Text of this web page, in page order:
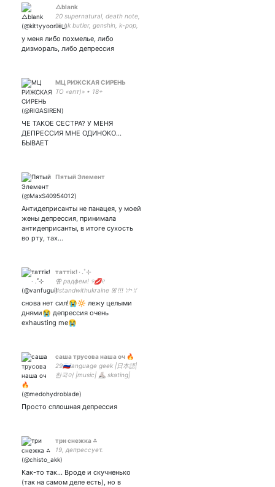
△blank
20 supernatural, death note,
black butler, genshin, k-pop,
iruna online
у меня либо похмелье, либо
дизмораль, либо депрессия
МЦ РИЖСКАЯ СИРЕНЬ
ТО «епт)» • 18+
ЧЕ ТАКОЕ СЕСТРА? У МЕНЯ
ДЕПРЕССИЯ МНЕ ОДИНОКО…
БЫВАЕТ
Пятый Элемент
Антидеприсанты не панацея, у моей
жены депрессия, принимала
антидеприсанты, в итоге сухость
во рту, тах…
таттiк! ‧ .˚⊹
⚢ радфем! ୨💋୧
#standwithukraine ꕤ !!! ꃋᴖꃋ
снова нет сил!😭🔆 лежу целыми
днями😭 депрессия очень
exhausting me😭
саша трусова наша оч 🔥
29🇷🇺language geek |日本語|
한국어 |music| ⛸ skating|
пишу чисто бесячие вещи
Просто сплошная депрессия
три снежка ⁂
19, депрессует.
Как-то так... Вроде и скучненько
(так на самом деле есть), но в